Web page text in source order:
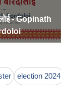
- Gopinath
election 2024